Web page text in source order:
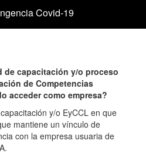
Covid-19
capacitación y/o proceso
de Competencias
acceder como empresa?
y/o EyCCL en que
mantiene un vínculo de
con la empresa usuaria de